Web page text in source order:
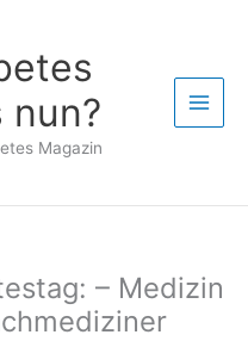
nun?
Magazin
– Medizin